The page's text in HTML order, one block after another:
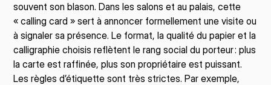
souvent son blason. Dans les salons et au palais, cette
« calling card » sert à annoncer formellement une visite ou
à signaler sa présence. Le format, la qualité du papier et la
calligraphie choisis reflètent le rang social du porteur : plus
la carte est raffinée, plus son propriétaire est puissant.
Les règles d’étiquette sont très strictes. Par exemple,